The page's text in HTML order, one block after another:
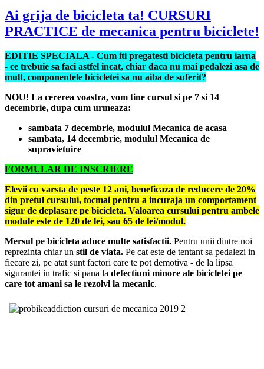
Ai grija de bicicleta ta! CURSURI
PRACTICE de mecanica pentru biciclete!
EDITIE SPECIALA - Cum iti pregatesti bicicleta pentru iarna
- ce trebuie sa faci astfel incat, chiar daca nu mai pedalezi asa de
mult, componentele bicicletei sa nu aiba de suferit?
NOU! La cererea voastra, vom tine cursul si pe 7 si 14
decembrie, dupa cum urmeaza:
sambata 7 decembrie, modulul Mecanica de acasa
sambata, 14 decembrie, modulul Mecanica de
supravietuire
FORMULAR DE INSCRIERE
Elevii cu varsta de peste 12 ani, beneficaza de reducere de 20%
din pretul cursului, tocmai pentru a incuraja un comportament
sigur de deplasare pe bicicleta. Valoarea cursului pentru ambele
module este de 120 de lei, sau 65 de lei/modul.
Mersul pe bicicleta aduce multe satisfactii. Pentru unii dintre noi
reprezinta chiar un stil de viata. Pe cat este de tentant sa pedalezi in
fiecare zi, pe atat sunt factori care te pot demotiva - de la lipsa
sigurantei in trafic si pana la defectiuni minore ale bicicletei pe
care tot amani sa le rezolvi la mecanic.